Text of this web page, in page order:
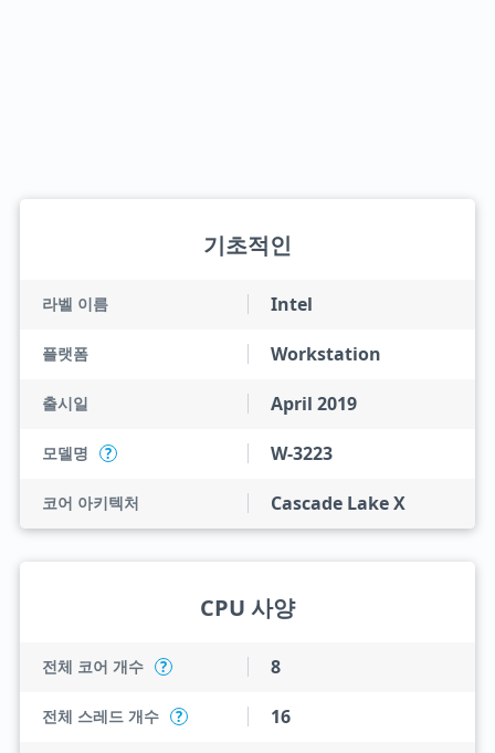
기초적인
라벨 이름 Intel
플랫폼 Workstation
출시일 April 2019
모델명 ? W-3223
코어 아키텍처 Cascade Lake X
CPU 사양
전체 코어 개수 ? 8
전체 스레드 개수 ? 16